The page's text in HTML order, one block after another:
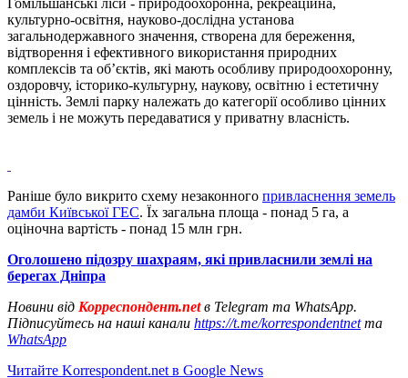
культурно-освітня, науково-дослідна установа
загальнодержавного значення, створена для береження,
відтворення і ефективного використання природних
комплексів та об’єктів, які мають особливу природоохоронну,
оздоровчу, історико-культурну, наукову, освітню і естетичну
цінність. Землі парку належать до категорії особливо цінних
земель і не можуть передаватися у приватну власність.
Раніше було викрито схему незаконного привласнення земель
дамби Київської ГЕС. Їх загальна площа - понад 5 га, а
оціночна вартість - понад 15 млн грн.
Оголошено підозру шахраям, які привласнили землі на
берегах Дніпра
Новини від Корреспондент.netв Telegram та WhatsApp.
Підписуйтесь на наші канали https://t.me/korrespondentnetта
WhatsApp
Читайте Korrespondent.net в Google News